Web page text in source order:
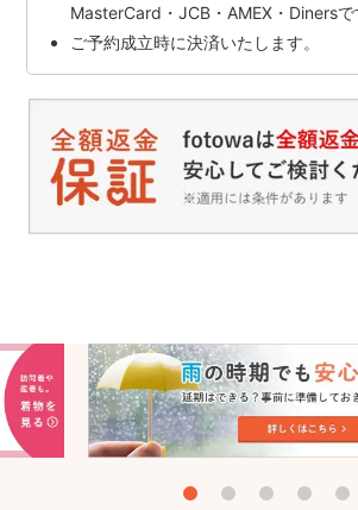
MasterCard・JCB・AMEX・Dinersで
ご予約成立時に決済いたします。